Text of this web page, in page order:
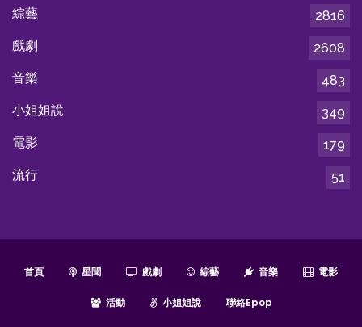
綜藝
2816
戲劇
2608
音樂
483
小姐姐說
349
電影
179
流行
51
首頁 星聞 戲劇 綜藝 音樂 電影
活動 小姐姐說 聯絡epop